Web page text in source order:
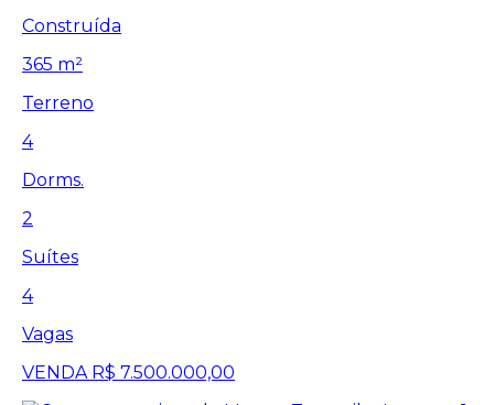
Construída
365 m²
Terreno
4
Dorms.
2
Suítes
4
Vagas
VENDA R$ 7.500.000,00